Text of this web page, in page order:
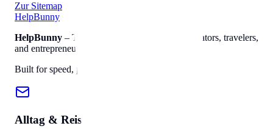
Zur Sitemap
HelpBunny
HelpBunny – The ultimate digital toolkit for creators, travelers,
and entrepreneurs.
Built for speed, privacy, and ease of use.
Alltag & Reise